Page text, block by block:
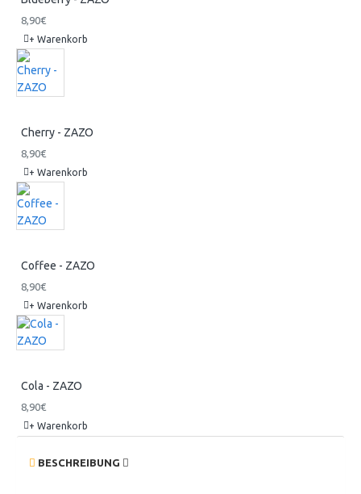
8,90€
+ Warenkorb
Cherry - ZAZO
8,90€
+ Warenkorb
Coffee - ZAZO
8,90€
+ Warenkorb
Cola - ZAZO
8,90€
+ Warenkorb
BESCHREIBUNG